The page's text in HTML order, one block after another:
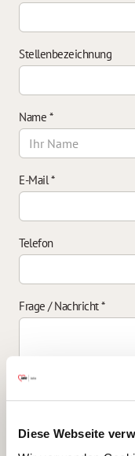
Diese Webseite
Stellenbezeichnung
Name *
E-Mail*
Telefon
Frage / Nachricht*
Ich bin damit